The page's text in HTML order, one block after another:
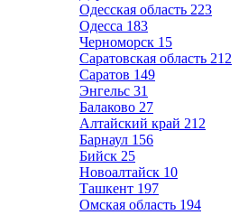
Одесская область 223
Одесса 183
Черноморск 15
Саратовская область 212
Саратов 149
Энгельс 31
Балаково 27
Алтайский край 212
Барнаул 156
Бийск 25
Новоалтайск 10
Ташкент 197
Омская область 194